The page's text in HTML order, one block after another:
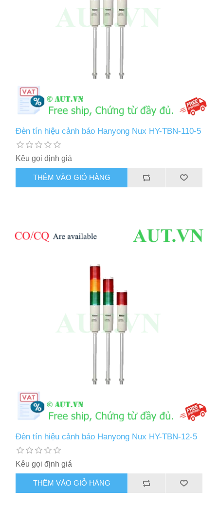
Đèn tín hiệu cảnh báo Hanyong Nux HY-TBN-110-5
Kêu gọi định giá
THÊM VÀO GIỎ HÀNG
Đèn tín hiệu cảnh báo Hanyong Nux HY-TBN-12-5
Kêu gọi định giá
THÊM VÀO GIỎ HÀNG